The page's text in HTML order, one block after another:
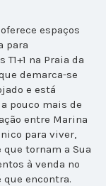
espaços
para
na Praia da
demarca-se
e está
pouco mais de
entre Marina
para viver,
tornam a Sua
à venda no
que encontra.